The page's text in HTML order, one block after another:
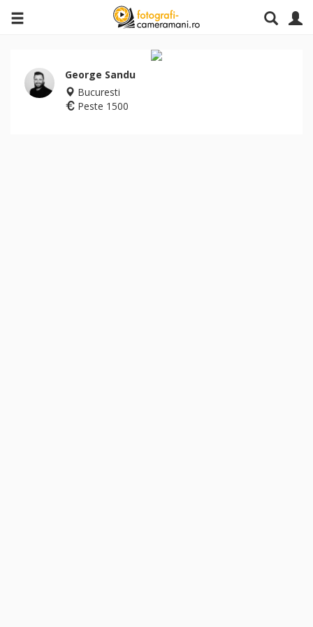
George Sandu
Bucuresti
Peste 1500